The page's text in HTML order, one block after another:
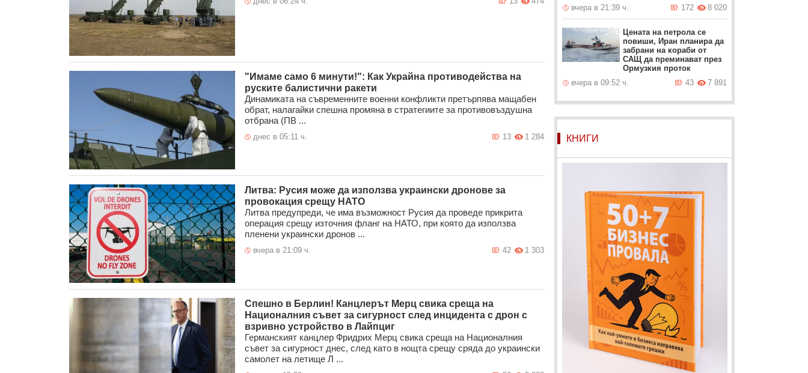
"Имаме само 6 минути!": Как Украйна противодейства на
руските балистични ракети
Динамиката на съвременните военни конфликти претърпява мащабен
обрат, налагайки спешна промяна в стратегиите за противовъздушна
отбрана (ПВ ...
днес в 05:11 ч. 1 284
13
Литва: Русия може да използва украински дронове за
провокация срещу НАТО
Литва предупреди, че има възможност Русия да проведе прикрита
операция срещу източния фланг на НАТО, при която да използва
пленени украински дронов ...
вчера в 21:09 ч. 1 303
42
Спешно в Берлин! Канцлерът Мерц свика среща на
Националния съвет за сигурност след инцидента с дрон с
взривно устройство в Лайпциг
Германският канцлер Фридрих Мерц свика среща на Националния
съвет за сигурност днес, след като в нощта срещу сряда до украински
самолет на летище Л ...
вчера в 21:39 ч.
8 020
172
Цената на петрола се
повиши, Иран планира да
забрани на кораби от
САЩ да преминават през
Ормузкия проток
вчера в 09:52 ч.
7 891
43
КНИГИ